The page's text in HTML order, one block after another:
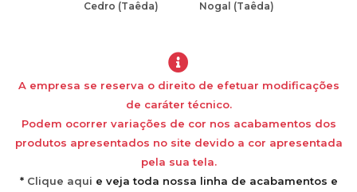
Cedro (Taêda) Nogal (Taêda)
A empresa se reserva o direito de efetuar modificações
de caráter técnico.
Podem ocorrer variações de cor nos acabamentos dos
produtos apresentados no site devido a cor apresentada
pela sua tela.
* Clique aqui e veja toda nossa linha de acabamentos e